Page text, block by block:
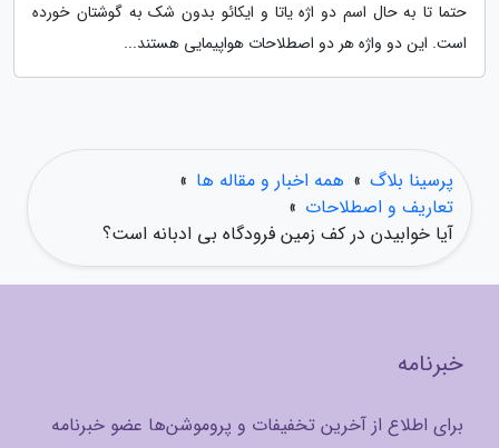
حتما تا به حال اسم دو اژه یاتا و ایکائو بدون شک به گوشتان خورده
است. این دو واژه هر دو اصطلاحات هواپیمایی هستند...
پرسینا بلاگ » همه اخبار و مقاله ها »
تعاریف و اصطلاحات »
آیا خوابیدن در کف زمین فرودگاه بی ادبانه است؟
خبرنامه
برای اطلاع از آخرین تخفیفات و پروموشن‌ها عضو خبرنامه